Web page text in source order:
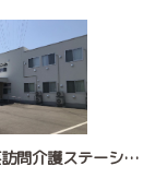
Coco楽笑訪問介護ステーション